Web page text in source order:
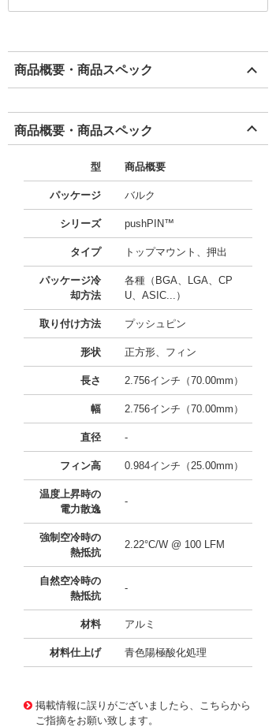
商品概要・商品スペック
商品概要・商品スペック
型 商品概要
パッケージ バルク
シリーズ pushPIN™
タイプ トップマウント、押出
パッケージ冷
却方法
各種（BGA、LGA、CP
U、ASIC...）
取り付け方法 プッシュピン
形状 正方形、フィン
長さ 2.756インチ（70.00mm）
幅 2.756インチ（70.00mm）
直径 -
フィン高 0.984インチ（25.00mm）
温度上昇時の
電力散逸
-
強制空冷時の
熱抵抗
2.22°C/W @ 100 LFM
自然空冷時の
熱抵抗
-
材料 アルミ
材料仕上げ 青色陽極酸化処理
掲載情報に誤りがございましたら、こちらから
ご指摘をお願い致します。